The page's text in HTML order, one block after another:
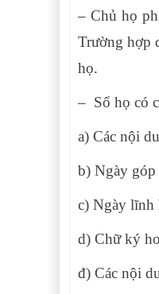
– Chủ họ
Trường hợp
họ.
– Sổ họ có
a) Các nội
b) Ngày góp
c) Ngày lĩnh
d) Chữ ký
đ) Các nội